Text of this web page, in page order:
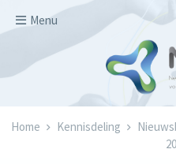
Menu
Kruimelpad
Home Kennisdeling